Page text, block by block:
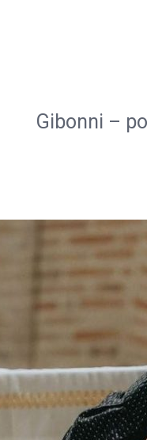
Gibonni –